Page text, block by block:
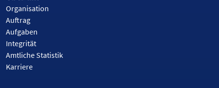
Organisation
Auftrag
Aufgaben
Integrität
Amtliche Statistik
Karriere